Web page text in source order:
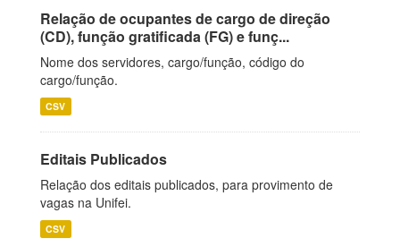
Relação de ocupantes de cargo de direção
(CD), função gratificada (FG) e funç...
Nome dos servidores, cargo/função, código do
cargo/função.
CSV
Editais Publicados
Relação dos editais publicados, para provimento de
vagas na Unifei.
CSV